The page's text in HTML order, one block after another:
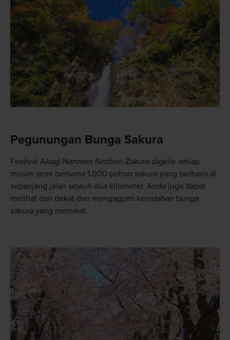
Pegunungan Bunga Sakura
Festival Akagi Nanmen Senbon-Zakura digelar setiap
musim semi bersama 1.000 pohon sakura yang berbaris di
sepanjang jalan sejauh dua kilometer. Anda juga dapat
melihat dari dekat dan mengagumi keindahan bunga
sakura yang memikat.